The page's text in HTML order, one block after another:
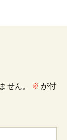
せん。 ※ が付